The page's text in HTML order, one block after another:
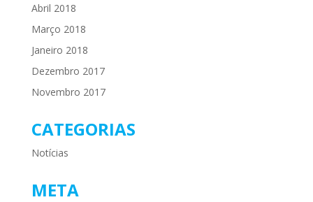
Abril 2018
Março 2018
Janeiro 2018
Dezembro 2017
Novembro 2017
CATEGORIAS
Notícias
META